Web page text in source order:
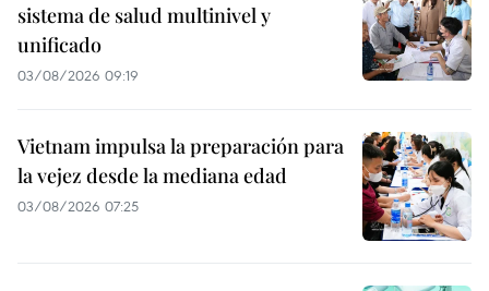
sistema de salud multinivel y
unificado
03/08/2026 09:19
Vietnam impulsa la preparación para
la vejez desde la mediana edad
03/08/2026 07:25